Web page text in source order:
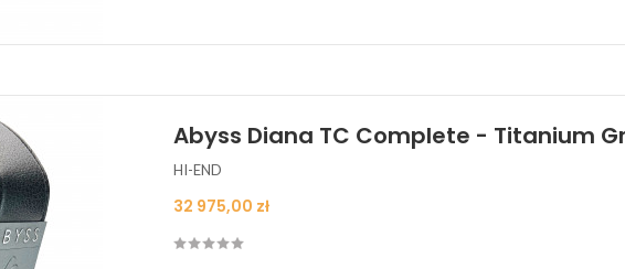
Abyss Diana TC Complete - Titanium
HI-END
Cena
32 975,00 zł